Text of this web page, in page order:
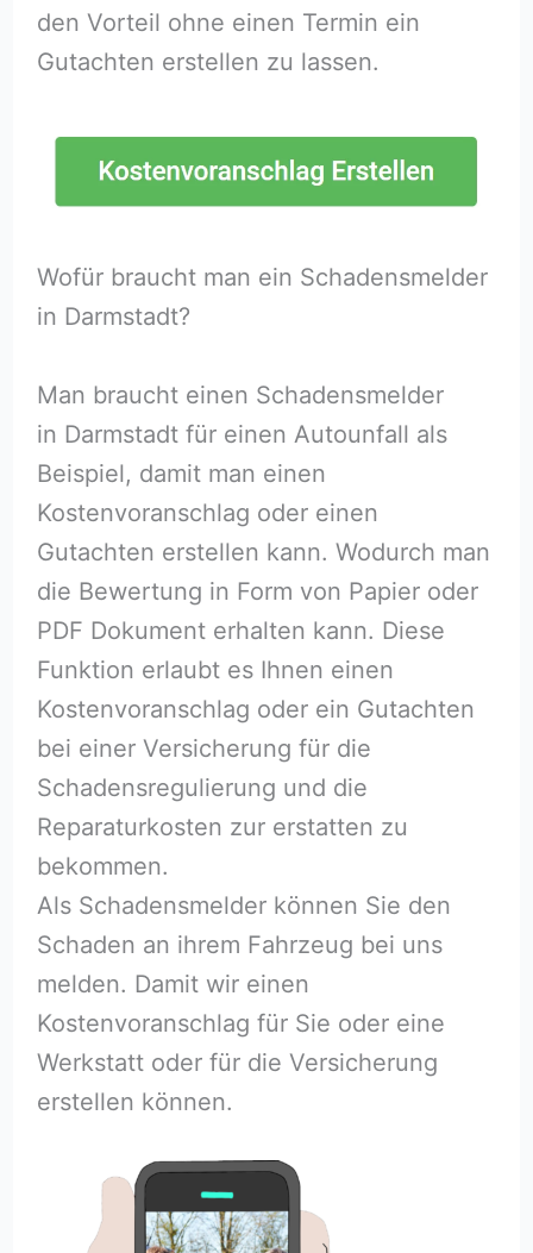
den Vorteil ohne einen Termin ein
Gutachten erstellen zu lassen.
Wofür braucht man ein Schadensmelder
in Darmstadt?
Man braucht einen Schadensmelder
in Darmstadt für einen Autounfall als
Beispiel, damit man einen
Kostenvoranschlag oder einen
Gutachten erstellen kann. Wodurch man
die Bewertung in Form von Papier oder
PDF Dokument erhalten kann. Diese
Funktion erlaubt es Ihnen einen
Kostenvoranschlag oder ein Gutachten
bei einer Versicherung für die
Schadensregulierung und die
Reparaturkosten zur erstatten zu
bekommen.
Als Schadensmelder können Sie den
Schaden an ihrem Fahrzeug bei uns
melden. Damit wir einen
Kostenvoranschlag für Sie oder eine
Werkstatt oder für die Versicherung
erstellen können.